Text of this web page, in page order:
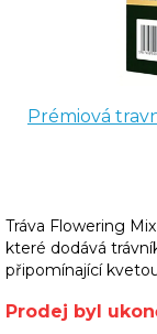
Prémiová
Tráva Flowering
které dodává
připomínající
Prodej byl